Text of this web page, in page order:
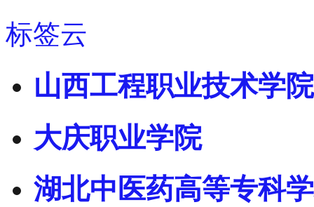
标签云
山西工程职业技术学院
大庆职业学院
湖北中医药高等专科